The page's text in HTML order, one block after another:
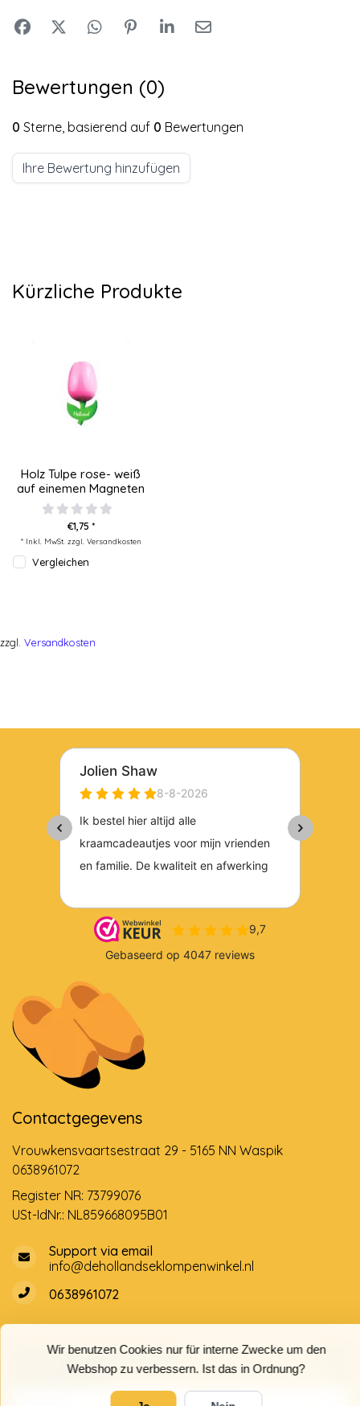
Wir benutzen Cookies nur für interne Zwecke um den
Webshop zu verbessern. Ist das in Ordnung?
Bewertungen (0)
0 Sterne, basierend auf 0 Bewertungen
Ihre Bewertung hinzufügen
Kürzliche Produkte
Holz Tulpe rose- weiß
auf einemen Magneten
€1,75 *
* Inkl. MwSt. zzgl. Versandkosten
Vergleichen
zzgl. Versandkosten
Contactgegevens
Vrouwkensvaartsestraat 29 - 5165 NN Waspik
0638961072
Register NR: 73799076
USt-IdNr.: NL859668095B01
Support via email
info@dehollandseklompenwinkel.nl
0638961072
ÖffnungszeitenSocials
Kundendienst